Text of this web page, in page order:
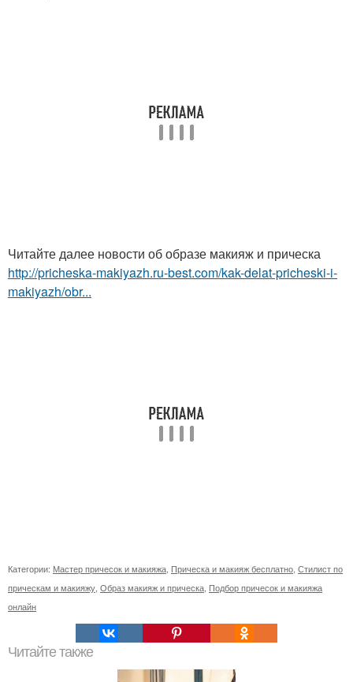
Читайте далее новости об образе макияж и прическа
http://pricheska-makiyazh.ru-best.com/kak-delat-pricheski-i-
makiyazh/obr...
Категории: Мастер причесок и макияжа Прическа и макияж бесплатно Стилист по
прическам и макияжу Образ макияж и прическа Подбор причесок и макияжа
онлайн
Читайте также